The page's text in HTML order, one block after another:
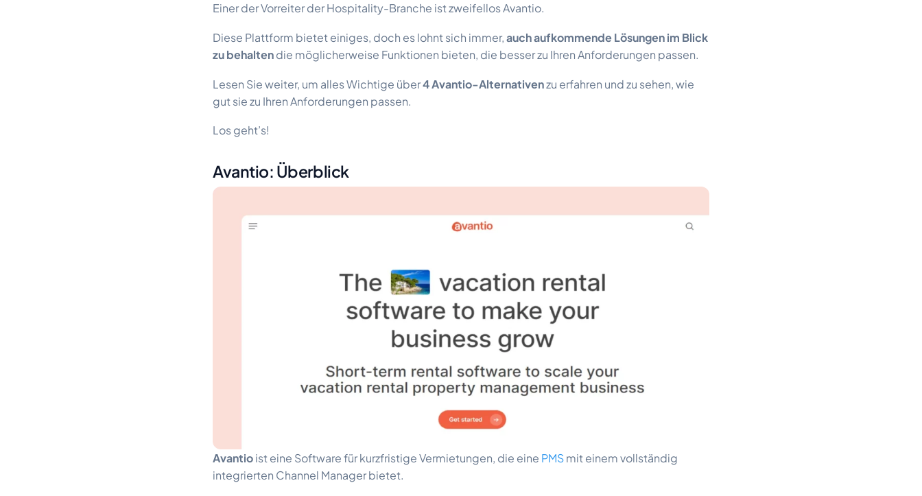
Einer der Vorreiter der Hospitality-Branche ist zweifellos Avantio.
Diese Plattform bietet einiges, doch es lohnt sich immer,auch aufkommende Lösungen im Blick
zu behaltendie möglicherweise Funktionen bieten, die besser zu Ihren Anforderungen passen.
Lesen Sie weiter, um alles Wichtige über4 Avantio-Alternativenzu erfahren und zu sehen, wie
gut sie zu Ihren Anforderungen passen.
Los geht’s!
Avantio: Überblick
Avantioist eine Software für kurzfristige Vermietungen, die eine PMSmit einem vollständig
integrierten Channel Manager bietet.